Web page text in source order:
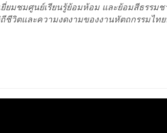
ยมชมศูนย์เรียนรู้ย้อมห้อม และย้อมสีธรรม
ชีวิตและความงดงามของงานหัตถกรรมไท